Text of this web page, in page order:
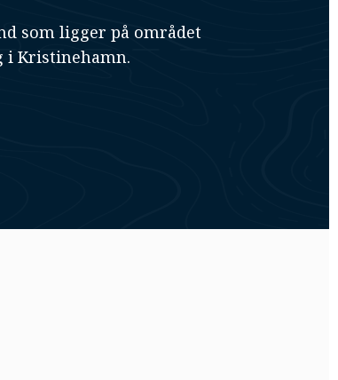
som ligger på området
i Kristinehamn.